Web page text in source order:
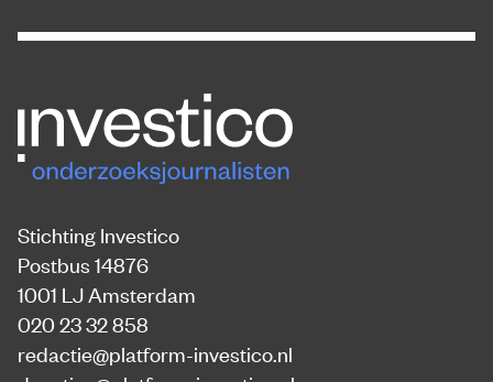
Stichting Investico
Postbus 14876
1001 LJ Amsterdam
020 23 32 858
redactie@platform-investico.nl